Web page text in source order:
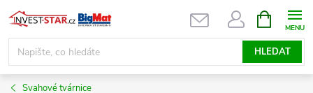
Přejít
na
obsah
HLEDAT
NÁKUPNÍ
KOŠÍK
Svahové tvárnice